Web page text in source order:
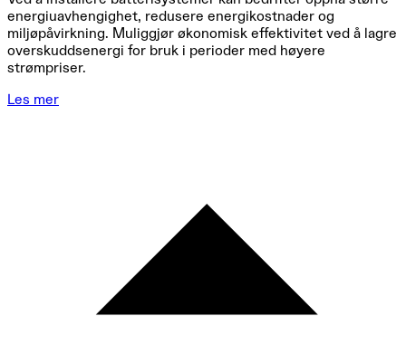
energiuavhengighet, redusere energikostnader og
miljøpåvirkning. Muliggjør økonomisk effektivitet ved å lagre
overskuddsenergi for bruk i perioder med høyere
strømpriser.
Les mer